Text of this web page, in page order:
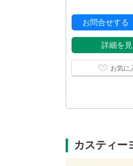
お問合せする
詳細を
お気に
カスティー